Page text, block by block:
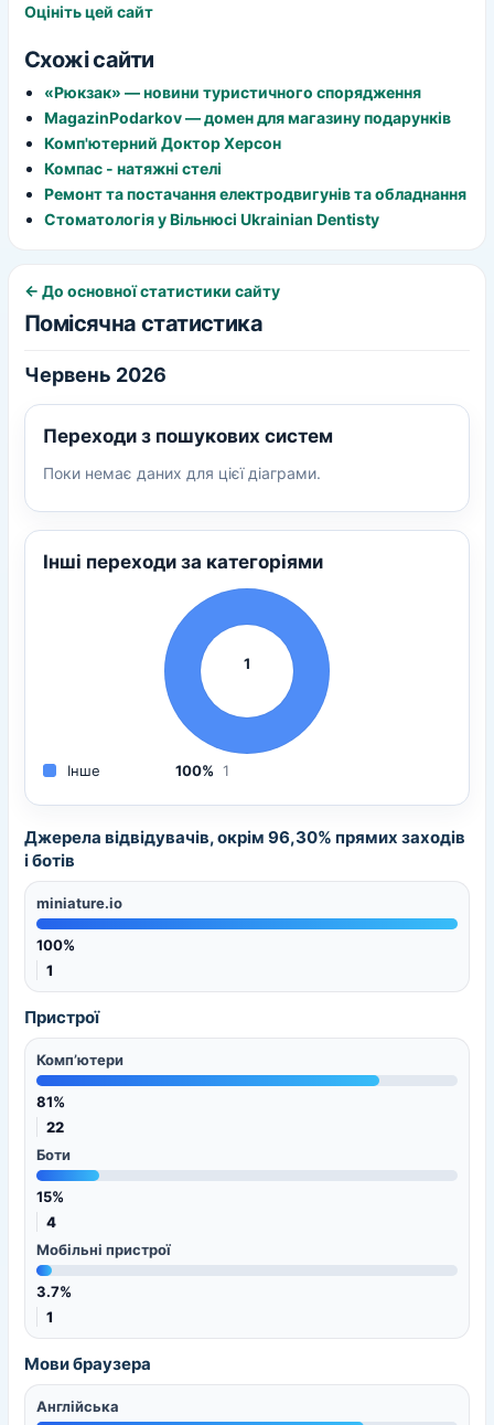
Оцініть цей сайт
Схожі сайти
«Рюкзак» — новини туристичного спорядження
MagazinPodarkov — домен для магазину подарунків
Комп'ютерний Доктор Херсон
Компас - натяжні стелі
Ремонт та постачання електродвигунів та обладнання
Стоматологія у Вільнюсі Ukrainian Dentisty
← До основної статистики сайту
Помісячна статистика
Червень 2026
Переходи з пошукових систем
Поки немає даних для цієї діаграми.
Інші переходи за категоріями
1
Інше 100% 1
Джерела відвідувачів, окрім 96,30% прямих заходів
і ботів
miniature.io
100%
1
Пристрої
Комп’ютери
81%
22
Боти
15%
4
Мобільні пристрої
3.7%
1
Мови браузера
Англійська